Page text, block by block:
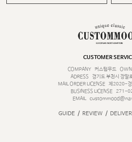
CUSTOMER
COMPANY
커스텀무드
ADRESS
경기도 부천시 장말
MAIL ORDER LICENSE
제2020-
BUSINESS LICENSE 271-
EMAIL
GUIDE / REVIEW /